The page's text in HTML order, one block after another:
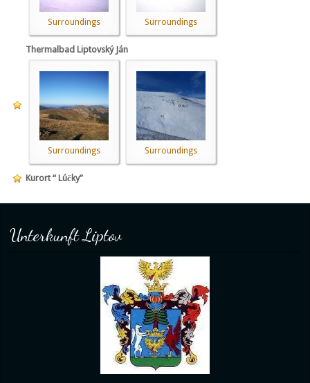
Surroundings Surroundings
Thermalbad Liptovský Ján
Surroundings Surroundings
Kurort “ Lúčky”
Unterkunft Liptov